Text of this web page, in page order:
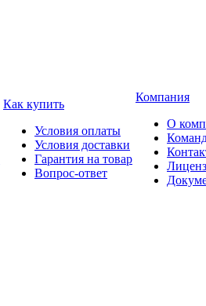
Как купить
Условия оплаты
Условия доставки
Гарантия на товар
Вопрос-ответ
Компания
О